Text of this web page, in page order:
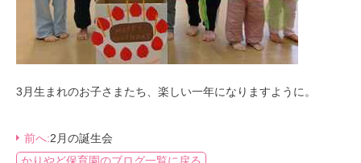
3月生まれのお子さまたち、楽しい一年になりますように。
前へ:2月の誕生会